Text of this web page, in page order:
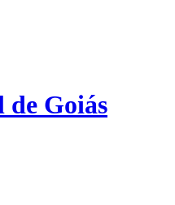
Goiás